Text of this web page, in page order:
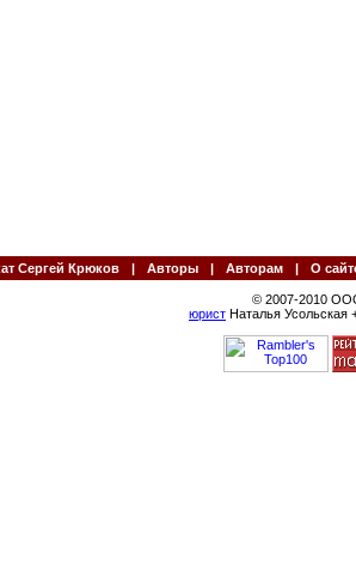
Сергей Крюков | Авторы | Авторам | О
© 2007-2010
юрист Наталья Усольская